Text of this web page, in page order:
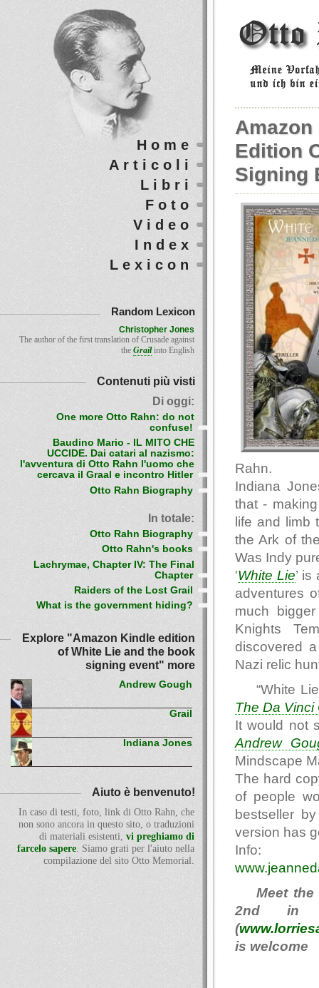
Edition
Signing
Rahn.
Indiana
that -
life and
the Ark of
Was Indy
'White Lie’
adventures
much
Knights
discovered
Nazi relic
“White
The Da Vinci
It would not
Andrew
Mindscape
The hard
of people
bestseller
version has
Info:
Meet
2nd in
(
is welcome
Home
Articoli
Libri
Foto
Video
Index
Lexicon
Random Lexicon
Christopher Jones
The author of the first translation of Crusade against
the Grailinto English
Contenuti più visti
Di oggi:
One more Otto Rahn: do not
confuse!
Baudino Mario - IL MITO CHE
UCCIDE. Dai catari al nazismo:
l'avventura di Otto Rahn l'uomo che
cercava il Graal e incontro Hitler
Otto Rahn Biography
In totale:
Otto Rahn Biography
Otto Rahn's books
Lachrymae, Chapter IV: The Final
Chapter
Raiders of the Lost Grail
What is the government hiding?
Explore "Amazon Kindle edition
of White Lie and the book
signing event" more
Andrew Gough
Grail
Indiana Jones
Aiuto è benvenuto!
In caso di testi, foto, link di Otto Rahn, che
non sono ancora in questo sito, o traduzioni
di materiali esistenti, vi preghiamo di
farcelo sapere. Siamo grati per l'aiuto nella
compilazione del sito Otto Memorial.